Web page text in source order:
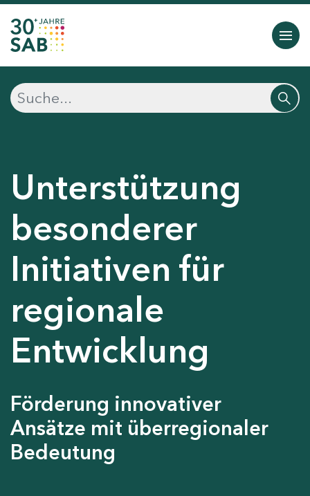
Unterstützung
besonderer
Initiativen für
regionale
Entwicklung
Förderung innovativer
Ansätze mit überregionaler
Bedeutung